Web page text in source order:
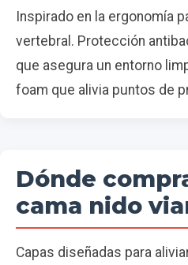
Inspirado en la ergonomía
vertebral. Protección
que asegura un entorno
foam que alivia puntos de
Dónde
cama nido
Capas diseñadas para